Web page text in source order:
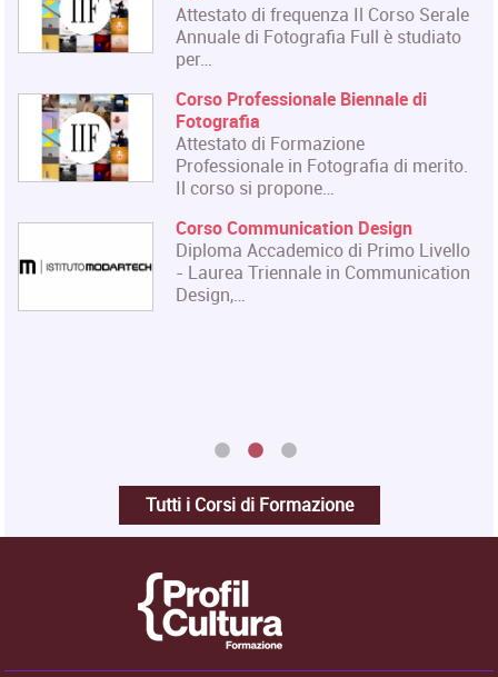
quella di Tecnico del Restauro di
Culturali…
Eventi dell'Arte e dello Spettacolo
Il Master rilascia un Diploma in
Organizzazione degli Eventi dell'Arte
e dello…
Master in Gestione e Innovazione
delle Attività Museali
Il Master in Gestione e Innovazione
delle Attività Museali rilascia un
Diploma in…
Tutti i Corsi di Formazione